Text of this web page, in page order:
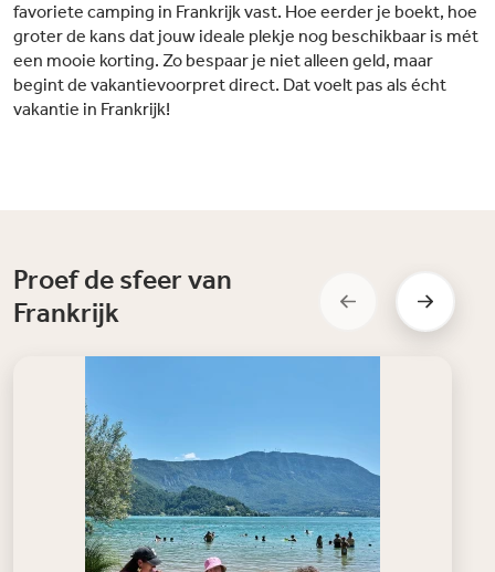
favoriete camping in Frankrijk vast. Hoe eerder je boekt, hoe
groter de kans dat jouw ideale plekje nog beschikbaar is mét
een mooie korting. Zo bespaar je niet alleen geld, maar
begint de vakantievoorpret direct. Dat voelt pas als écht
vakantie in Frankrijk!
Proef de sfeer van
Frankrijk